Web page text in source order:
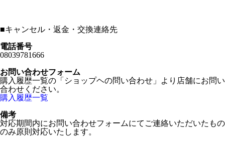
■キャンセル・返金・交換連絡先
電話番号
08039781666
お問い合わせフォーム
購入履歴一覧の「ショップヘの問い合わせ」より店舗にお問い
合わせください。
購入履歴一覧
備考
対応期間内にお問い合わせフォームにてご連絡いただいたもの
のみ原則対応いたします。